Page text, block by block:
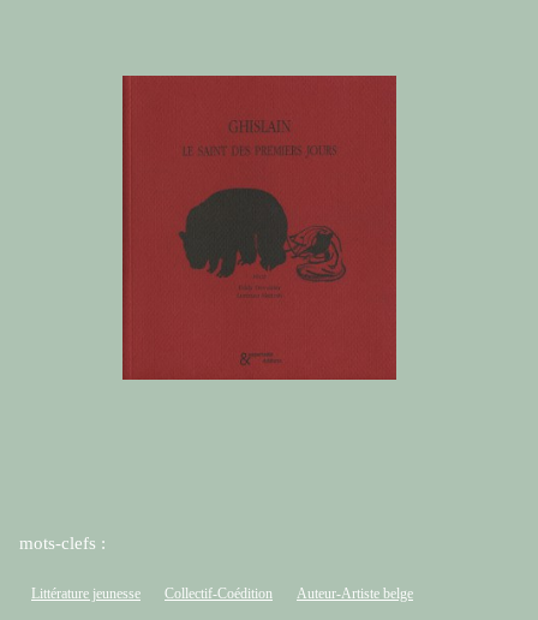
mots-clefs :
Littérature jeunesse Collectif-Coédition Auteur-Artiste belge